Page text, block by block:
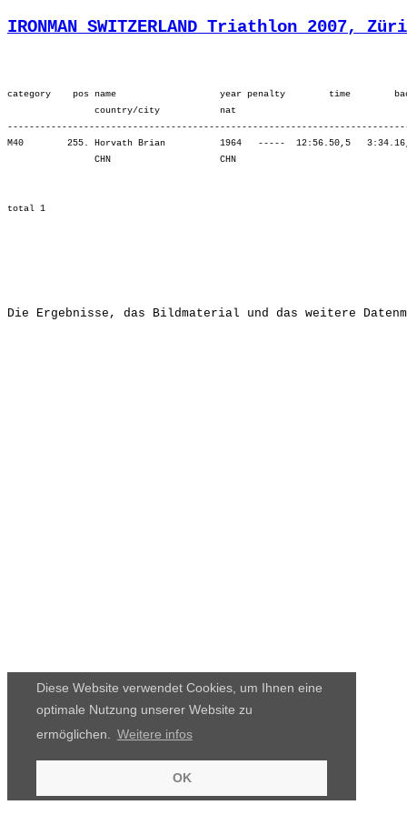
Diese Website verwendet Cookies, um Ihnen eine
optimale Nutzung unserer Website zu
ermöglichen.
Weitere infos
OK
IRONMAN SWITZERLAND Triathlon 2007,
category    pos name                   year penalty        time
                country/city           nat
M40        255. Horvath Brian          1964   -----  12:56.50,5   3:34.16,4
CHN                    CHN
Die Ergebnisse, das Bildmaterial und das weitere